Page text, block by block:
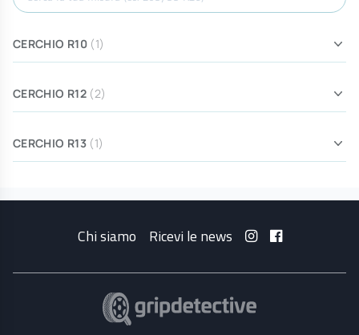
CERCHIO R10 (1)
CERCHIO R12 (2)
CERCHIO R13 (1)
Chi siamo Ricevi le news